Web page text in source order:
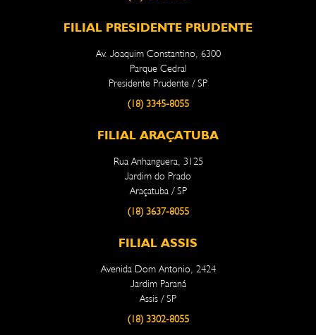
FILIAL PRESIDENTE PRUDENTE
Av. Joaquim Constantino, 6300
Parque Cedral
Presidente Prudente / SP
(18) 3345-8055
FILIAL ARAÇATUBA
Rua Anhanguera, 3125
Jardim do Prado
Araçatuba / SP
(18) 3637-8055
FILIAL ASSIS
Avenida Dom Antonio, 2424
Jardim Paraná
Assis / SP
(18) 3302-8055